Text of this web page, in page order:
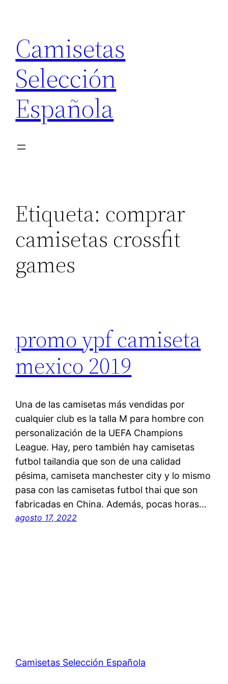
contenido
Camisetas
Selección
Española
Etiqueta: comprar
camisetas crossfit
games
promo ypf camiseta
mexico 2019
Una de las camisetas más vendidas por
cualquier club es la talla M para hombre con
personalización de la UEFA Champions
League. Hay, pero también hay camisetas
futbol tailandia que son de una calidad
pésima, camiseta manchester city y lo mismo
pasa con las camisetas futbol thai que son
fabricadas en China. Además, pocas horas…
agosto 17, 2022
Camisetas Selección Española